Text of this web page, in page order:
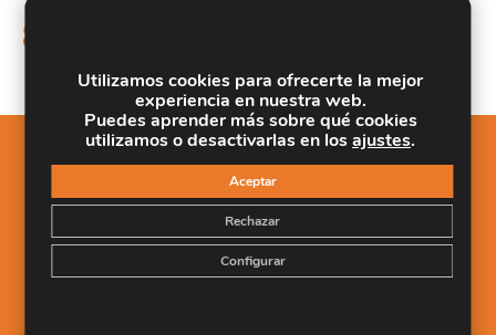
8.
Salidas Profesionales
1.
Dirigir y gestionar una unidad de producción en
restauración.
Definir y planificar procesos de servicio en
Utilizamos cookies para ofrecerte la mejor
experiencia en nuestra web.
Puedes aprender más sobre qué cookies
utilizamos o desactivarlas en losajustes.
Aceptar
Rechazar
Configurar